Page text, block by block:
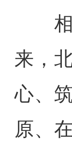
相
来，
心、
原、